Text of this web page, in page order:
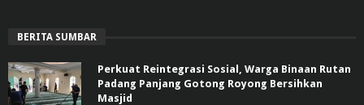
BERITA SUMBAR
Perkuat Reintegrasi Sosial, Warga Binaan Rutan
Padang Panjang Gotong Royong Bersihkan
Masjid